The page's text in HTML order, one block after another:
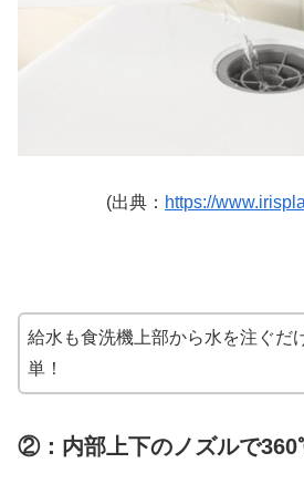
(出典： https://
給水も食洗機上部から水を注ぐだ
単！
②：内部上下のノズルで